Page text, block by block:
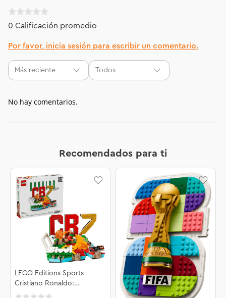
0 Calificación promedio
Por favor, inicia sesión para escribir un comentario.
Más reciente Todos
No hay comentarios.
Recomendados para ti
LEGO Editions Sports
Cristiano Ronaldo:
Fenómenos del Futbol